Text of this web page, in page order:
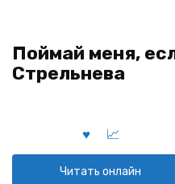
Поймай меня,
Стрельнева
Читать онлайн